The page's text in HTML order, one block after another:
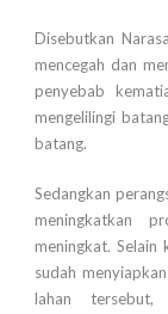
Disebutkan
mencegah dan
penyebab
mengelilingi
batang.
Sedangkan
meningkatkan
meningkat. Selain
sudah
lahan tersebut,